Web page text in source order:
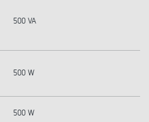
500 VA
500 W
500 W